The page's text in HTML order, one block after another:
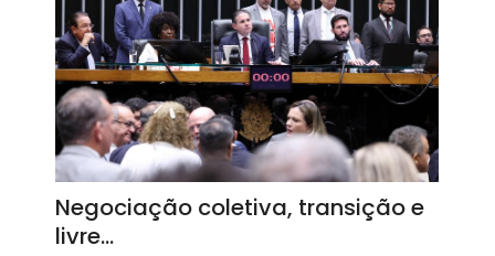
Negociação coletiva, transição e
livre…